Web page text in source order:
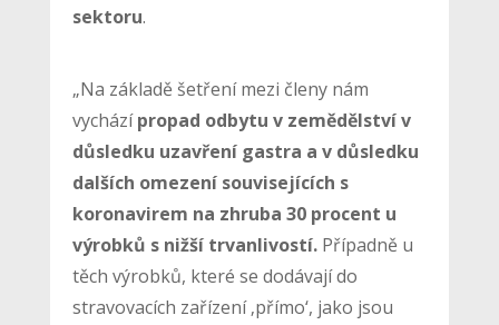
sektoru.
„Na základě šetření mezi členy nám
vycházípropad odbytu v zemědělství v
důsledku uzavření gastra a v důsledku
dalších omezení souvisejících s
koronavirem na zhruba 30 procent u
výrobků s nižší trvanlivostí.Případně u
těch výrobků, které se dodávají do
stravovacích zařízení ‚přímo‘, jako jsou